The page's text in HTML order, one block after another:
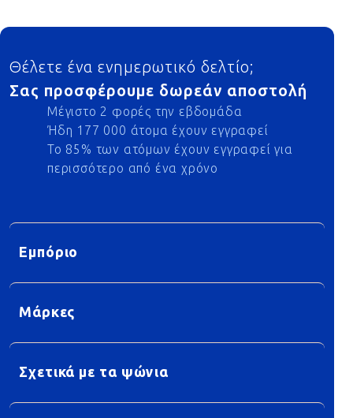
Footer
Θέλετε ένα ενημερωτικό δελτίο;
Σας προσφέρουμε δωρεάν αποστολή
Μέγιστο 2 φορές την εβδομάδα
Ήδη 177 000 άτομα έχουν εγγραφεί
Το 85% των ατόμων έχουν εγγραφεί για
περισσότερο από ένα χρόνο
Εμπόριο
Μάρκες
Σχετικά με τα ψώνια